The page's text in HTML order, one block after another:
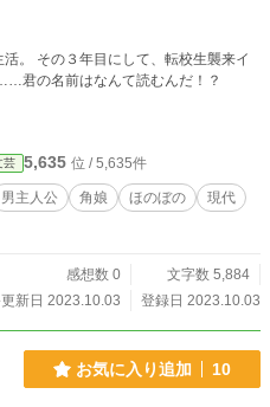
。 その３年目にして、転校生襲来イ
ロリＪＫ……君の名前はなんて読むんだ！？
芸 5,635 位 / 5,635件
男主人公 角娘 ほのぼの
現代
感想数 0
文字数 5,884
新日 2023.10.03
登録日 2023.10.03
お気に入り追加 10